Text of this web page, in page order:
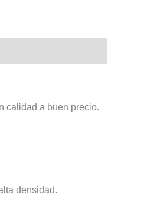
calidad a buen precio.
densidad.